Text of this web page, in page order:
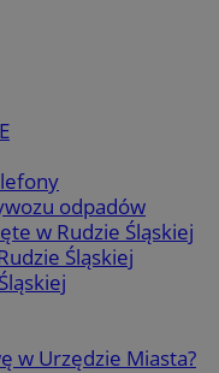
odpadów
w Rudzie Śląskiej
Śląskiej
w Urzędzie Miasta?